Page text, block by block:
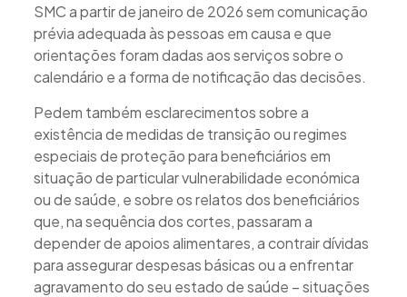
SMC a partir de janeiro de 2026 sem comunicação
prévia adequada às pessoas em causa e que
orientações foram dadas aos serviços sobre o
calendário e a forma de notificação das decisões.
Pedem também esclarecimentos sobre a
existência de medidas de transição ou regimes
especiais de proteção para beneficiários em
situação de particular vulnerabilidade económica
ou de saúde, e sobre os relatos dos beneficiários
que, na sequência dos cortes, passaram a
depender de apoios alimentares, a contrair dívidas
para assegurar despesas básicas ou a enfrentar
agravamento do seu estado de saúde – situações